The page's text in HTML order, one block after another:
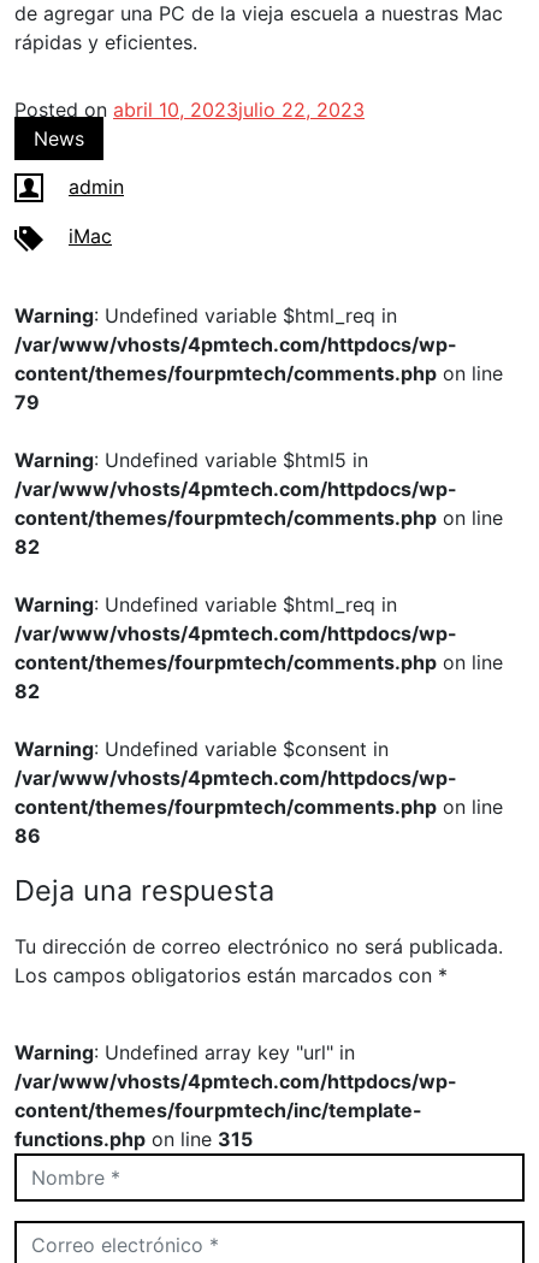
de agregar una PC de la vieja escuela a nuestras Mac
rápidas y eficientes.
Posted on abril 10, 2023julio 22, 2023
News
admin
iMac
Warning: Undefined variable $html_req in
/var/www/vhosts/4pmtech.com/httpdocs/wp-
content/themes/fourpmtech/comments.php on line
79
Warning: Undefined variable $html5 in
/var/www/vhosts/4pmtech.com/httpdocs/wp-
content/themes/fourpmtech/comments.php on line
82
Warning: Undefined variable $html_req in
/var/www/vhosts/4pmtech.com/httpdocs/wp-
content/themes/fourpmtech/comments.php on line
82
Warning: Undefined variable $consent in
/var/www/vhosts/4pmtech.com/httpdocs/wp-
content/themes/fourpmtech/comments.php on line
86
Deja una respuesta
Tu dirección de correo electrónico no será publicada.
Los campos obligatorios están marcados con *
Warning: Undefined array key "url" in
/var/www/vhosts/4pmtech.com/httpdocs/wp-
content/themes/fourpmtech/inc/template-
functions.php on line 315